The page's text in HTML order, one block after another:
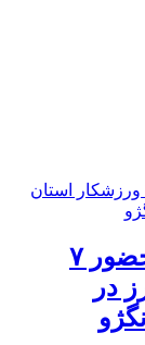
۲ مدال برنز نتیجه حضور ۷
در